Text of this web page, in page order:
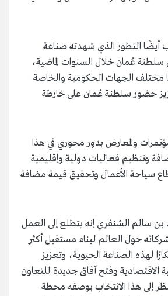
أيضًا التطور الذي شهدته صناعة
سلطنة عُمان خلال السنوات الماضية،
مختلف الجهات الحكومية والخاصة
حضور سلطنة عُمان على خارطة
والمعارض بدور محوري في هذا
وتنظيم فعاليات دولية وإقليمية
سياحة الأعمال وتحقيق قيمة مضافة
سالم الشنفري إنه يتطلع إلى العمل
حول العالم لبناء مستقبل أكثر
لهذه الصناعة الحيوية، وتعزيز
الاقتصادية وفتح آفاق جديدة للتعاون
إلى هذا الانتخاب بوصفه محطة